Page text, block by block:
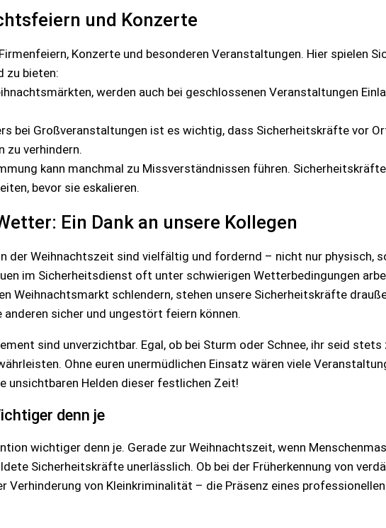
und Konzerte
Konzerte und besonderen Veranstaltungen. Hier spielen
zu bieten:
werden auch bei geschlossenen Veranstaltungen
bei Großveranstaltungen ist es wichtig, dass Sicherheitskräfte vor
zu verhindern.
kann manchmal zu Missverständnissen führen.
bevor sie eskalieren.
Ein Dank an unsere Kollegen
der Weihnachtszeit sind vielfältig und fordernd – nicht nur physisch,
im Sicherheitsdienst oft unter schwierigen Wetterbedingungen
Weihnachtsmarkt schlendern, stehen unsere Sicherheitskräfte
sicher und ungestört feiern können.
sind unverzichtbar. Egal, ob bei Sturm oder Schnee, ihr seid
Ohne euren unermüdlichen Einsatz wären viele
unsichtbaren Helden dieser festlichen Zeit!
denn je
wichtiger denn je. Gerade zur Weihnachtszeit, wenn
Sicherheitskräfte unerlässlich. Ob bei der Früherkennung von
Verhinderung von Kleinkriminalität – die Präsenz eines